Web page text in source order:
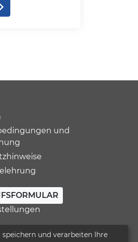
und
und verarbeiten Ihre